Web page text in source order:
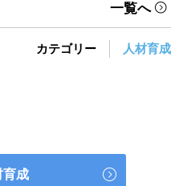
一覧へ
カテゴリー 人材育成
育成